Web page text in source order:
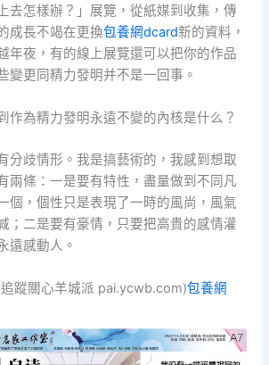
去怎樣辦？」展覽，從紙媒到收集，傳
成長不竭在更換包養網dcard新的資料，
年夜，有的線上展覽還可以把你的作品
變更同精力發明并不是一回事。
作為精力發明永遠不變的內核是什么？
分歧情形。我是搞藝術的，我感到想取
兩條：一是要有特性，盡量做到不同凡
個，個性只是表現了一時的風尚，風氣
；二是要有豪情，只要把高貴的感情灌
遠感動人。
蹤關心羊城派 pai.ycwb.com)包養網